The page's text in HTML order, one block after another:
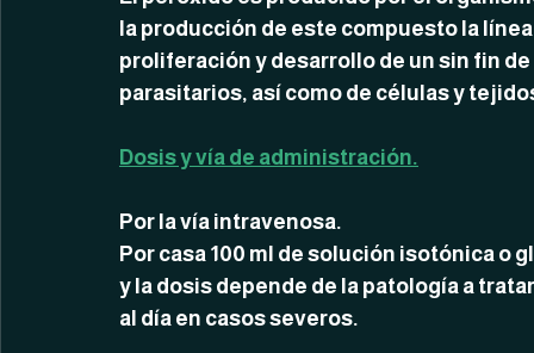
la producción de este compuesto la
proliferación y desarrollo de un sin fin
parasitarios, así como de células y
Dosis y vía de administración.
Por la vía intravenosa.
Por casa 100 ml de solución isotónica o
y la dosis depende de la patología a
al día en casos severos.